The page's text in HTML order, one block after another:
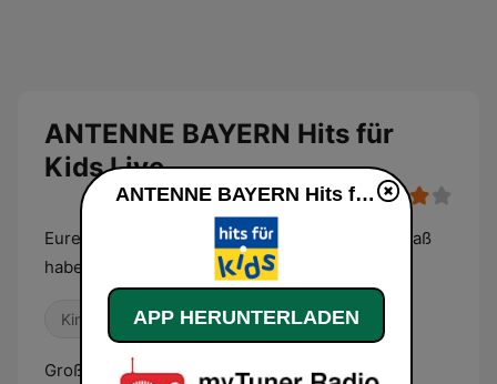
ANTENNE BAYERN Hits für
Kids Live
Eure Lieblingshits zum Spielen, Lachen und Spaß
haben
Kindermusik
Großer Spaß für unsere Kleinsten! Die besten
ANTENNE BAYERN Hits für Kids live
APP HERUNTERLADEN